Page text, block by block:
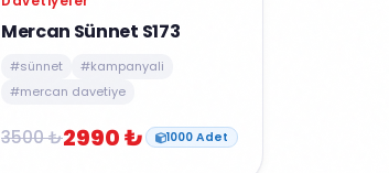
Mercan Sünnet S173
#sünnet
#kampanyali
#mercan davetiye
3500 ₺2990 ₺ 1000 Adet